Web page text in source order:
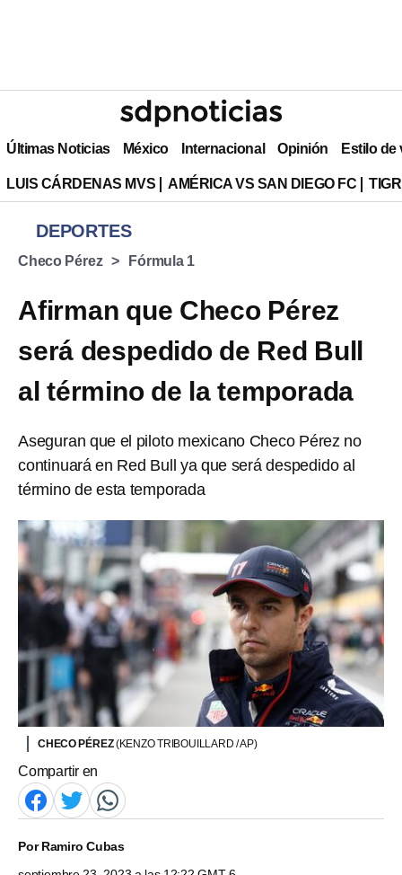
Últimas Noticias México Internacional Opinión Estilo de
LUIS CÁRDENAS MVS AMÉRICA VS SAN DIEGO FC
DEPORTES
Checo Pérez Fórmula 1
Afirman que Checo Pérez
será despedido de Red Bull
al término de la temporada
Aseguran que el piloto mexicano Checo Pérez no
continuará en Red Bull ya que será despedido al
término de esta temporada
CHECO PÉREZ(KENZO TRIBOUILLARD / AP)
Compartir en
PorRamiro Cubas